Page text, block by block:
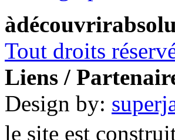
Tout droits
Liens /
Design by:
le site est